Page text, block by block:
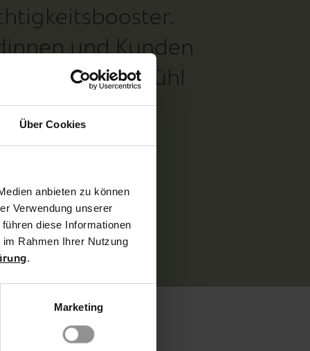
Über Cookies
anbieten zu können
Verwendung unserer
diese Informationen
Rahmen Ihrer Nutzung
.
Marketing
und Kunden
Hautgefühl
FINDEN